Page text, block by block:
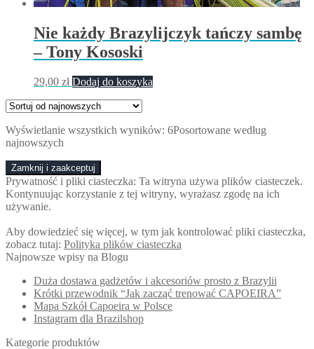
Nie każdy Brazylijczyk tańczy sambę
– Tony Kososki
29,00 zł Dodaj do koszyka
Wyświetlanie wszystkich wyników: 6Posortowane według
najnowszych
Prywatność i pliki ciasteczka: Ta witryna używa plików ciasteczek.
Kontynuując korzystanie z tej witryny, wyrażasz zgodę na ich
używanie.
Aby dowiedzieć się więcej, w tym jak kontrolować pliki ciasteczka,
zobacz tutaj: Polityka plików ciasteczka
Najnowsze wpisy na Blogu
Duża dostawa gadżetów i akcesoriów prosto z Brazylii
Krótki przewodnik “Jak zacząć trenować CAPOEIRA”
Mapa Szkół Capoeira w Polsce
Instagram dla Brazilshop
Kategorie produktów